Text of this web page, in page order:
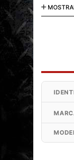
( http://